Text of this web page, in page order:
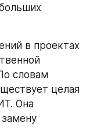
в проектах
словам
целая
Она